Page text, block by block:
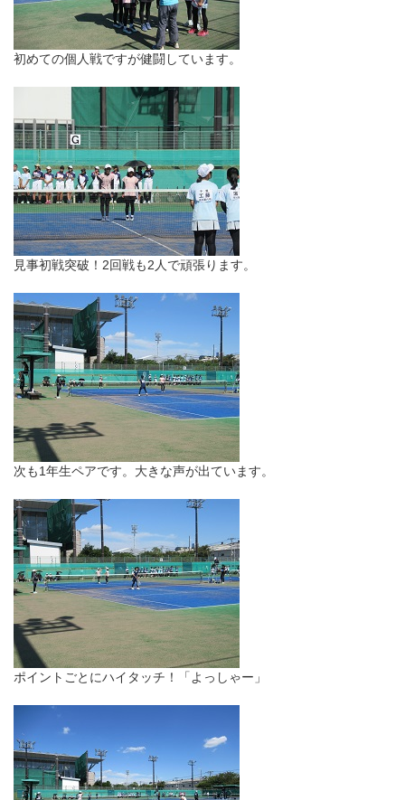
初めての個人戦ですが健闘しています。
見事初戦突破！2回戦も2人で頑張ります。
次も1年生ペアです。大きな声が出ています。
ポイントごとにハイタッチ！「よっしゃー」